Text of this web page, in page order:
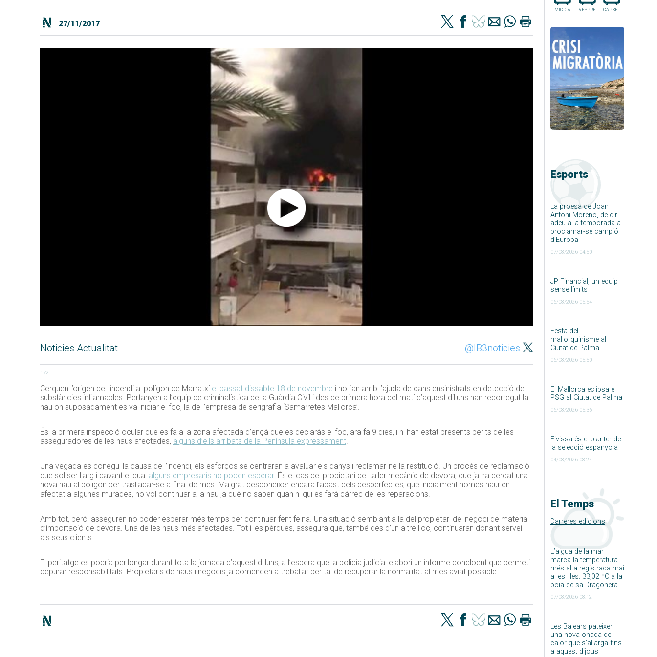
MIGDIA VESPRE CAP.SET
Esports
La proesa de Joan
Antoni Moreno, de dir
adeu a la temporada a
proclamar-se campió
d’Europa
07/08/2026 04:50
JP Financial, un equip
sense límits
06/08/2026 05:54
Festa del
mallorquinisme al
Ciutat de Palma
06/08/2026 05:50
El Mallorca eclipsa el
PSG al Ciutat de Palma
06/08/2026 05:36
Eivissa és el planter de
la selecció espanyola
04/08/2026 08:24
El Temps
Darreres edicions
L’aigua de la mar
marca la temperatura
més alta registrada mai
a les Illes: 33,02 ºC a la
boia de sa Dragonera
07/08/2026 08:12
Les Balears pateixen
una nova onada de
calor que s’allarga fins
a aquest dijous
27/11/2017
Noticies Actualitat @IB3noticies
172
Cerquen l’origen de l’incendi al polígon de Marratxí el passat dissabte 18 de novembre i ho fan amb l’ajuda de cans ensinistrats en detecció de
substàncies inflamables. Pertanyen a l’equip de criminalística de la Guàrdia Civil i des de primera hora del matí d’aquest dilluns han recorregut la
nau on suposadament es va iniciar el foc, la de l’empresa de serigrafia ‘Samarretes Mallorca’.
És la primera inspecció ocular que es fa a la zona afectada d’ençà que es declaràs el foc, ara fa 9 dies, i hi han estat presents perits de les
asseguradores de les naus afectades, alguns d’ells arribats de la Península expressament.
Una vegada es conegui la causa de l’incendi, els esforços se centraran a avaluar els danys i reclamar-ne la restitució. Un procés de reclamació
que sol ser llarg i davant el qual alguns empresaris no poden esperar. És el cas del propietari del taller mecànic de devora, que ja ha cercat una
nova nau al polígon per traslladar-se a final de mes. Malgrat desconèixer encara l’abast dels desperfectes, que inicialment només haurien
afectat a algunes murades, no vol continuar a la nau ja què no saben quan ni qui es farà càrrec de les reparacions.
Amb tot, però, asseguren no poder esperar més temps per continuar fent feina. Una situació semblant a la del propietari del negoci de material
d’importació de devora. Una de les naus més afectades. Tot i les pèrdues, assegura que, també des d’un altre lloc, continuaran donant servei
als seus clients.
El peritatge es podria perllongar durant tota la jornada d’aquest dilluns, a l’espera que la policia judicial elabori un informe concloent que permeti
depurar responsabilitats. Propietaris de naus i negocis ja comencen a treballar per tal de recuperar la normalitat al més aviat possible.